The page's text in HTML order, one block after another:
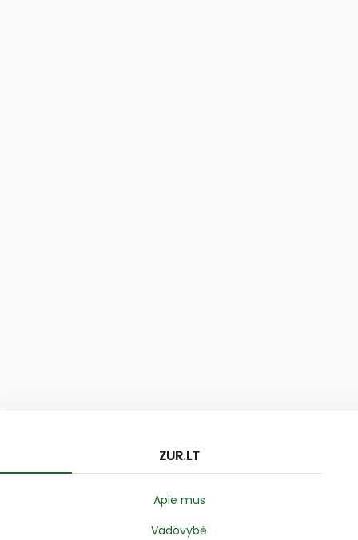
ZUR.LT
Apie mus
Vadovybė